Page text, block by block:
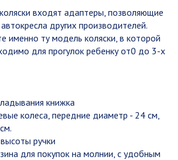
входят адаптеры, позволяющие
других производителей.
именно ту модель коляски, в которой
для прогулок ребенку от0 до 3-х
книжка
колеса, передние диаметр - 24 см,
ручки
для покупок на молнии, с удобным